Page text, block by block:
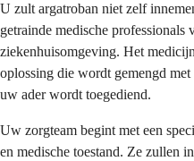
U zult argatroban niet zelf
getrainde medische professionals
ziekenhuisomgeving. Het
oplossing die wordt gemengd
uw ader wordt toegediend.
Uw zorgteam begint met een
en medische toestand. Ze zullen